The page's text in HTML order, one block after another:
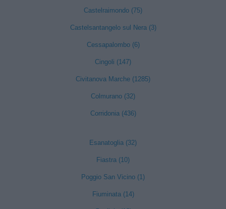
Castelraimondo (75)
Castelsantangelo sul Nera (3)
Cessapalombo (6)
Cingoli (147)
Civitanova Marche (1285)
Colmurano (32)
Corridonia (436)
Esanatoglia (32)
Fiastra (10)
Poggio San Vicino (1)
Fiuminata (14)